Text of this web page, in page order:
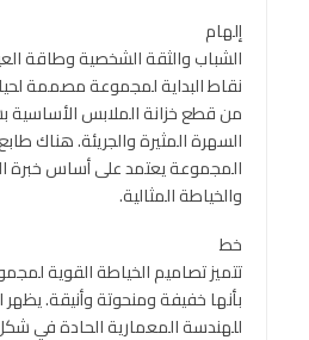
إلهام
الشباب والثقة الشخصية وطاقة
نقاط البداية لمجموعة مصممة
من قطع خزانة الملابس
السهرة المثيرة والجريئة. هناك
المجموعة يعتمد على أساس خبرة
والخياطة المثالية.
خط
بأنها خفيفة ومنحوتة وأنيقة.
للهندسة المعمارية الحادة في شكل